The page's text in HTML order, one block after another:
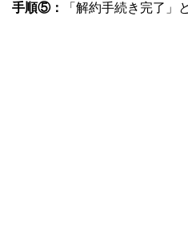
手順⑤： 「解約手続き完了」